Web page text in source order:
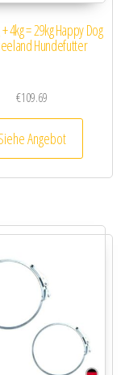
4kg = 29kg Happy Dog
Hundefutter
€109.69
Angebot